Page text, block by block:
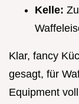
Kelle:
Klar, fancy
gesagt, für
Equipment